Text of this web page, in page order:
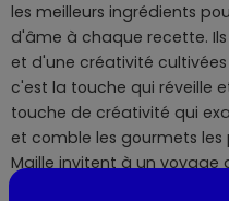
les meilleurs ingrédients
d'âme à chaque recette.
et d'une créativité cultivées
c'est la touche qui réveille
touche de créativité qui
et comble les gourmets les
Maille invitent à un voyage
Avec comme passagers